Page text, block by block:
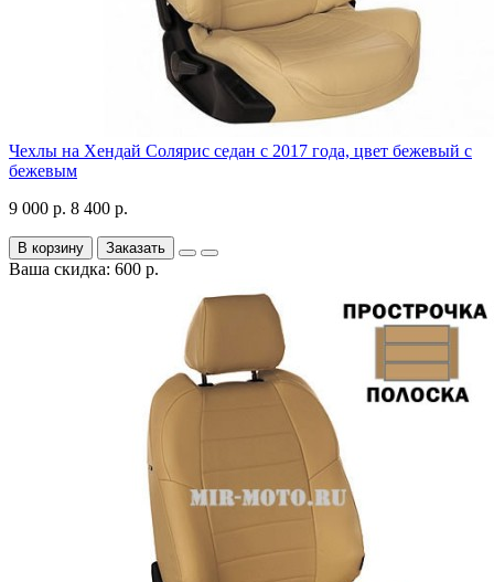
Чехлы на Хендай Солярис седан с 2017 года, цвет бежевый с
бежевым
9 000 р. 8 400 р.
В корзину Заказать
Ваша скидка: 600 р.